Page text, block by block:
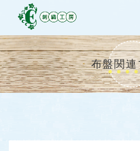
布盤関